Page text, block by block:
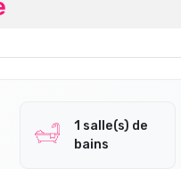
1 salle(s) de
bains